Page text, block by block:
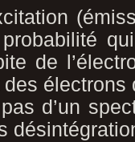
de
d’un